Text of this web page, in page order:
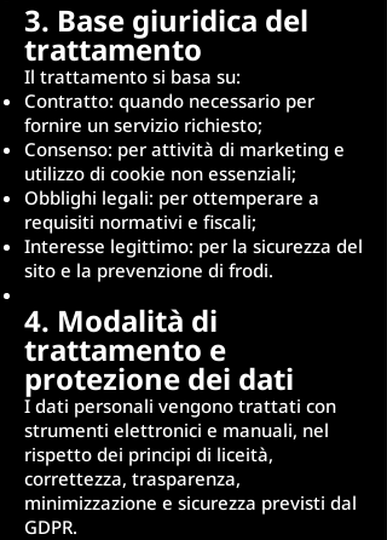
3. Base giuridica del
trattamento
Il trattamento si basa su:
Contratto: quando necessario per
fornire un servizio richiesto;
Consenso: per attività di marketing e
utilizzo di cookie non essenziali;
Obblighi legali: per ottemperare a
requisiti normativi e fiscali;
Interesse legittimo: per la sicurezza del
sito e la prevenzione di frodi.
4. Modalità di
trattamento e
protezione dei dati
I dati personali vengono trattati con
strumenti elettronici e manuali, nel
rispetto dei principi di liceità,
correttezza, trasparenza,
minimizzazione e sicurezza previsti dal
GDPR.